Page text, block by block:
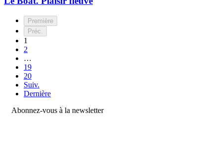
Première
Préc.
1
2
…
19
20
Suiv.
Dernière
Abonnez-vous à la newsletter